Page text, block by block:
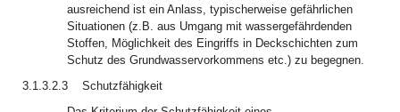
ausreichend ist ein Anlass, typischerweise gefährlichen
Situationen (z.B. aus Umgang mit wassergefährdenden
Stoffen, Möglichkeit des Eingriffs in Deckschichten zum
Schutz des Grundwasservorkommens etc.) zu begegnen.
3.1.3.2.3
Schutzfähigkeit